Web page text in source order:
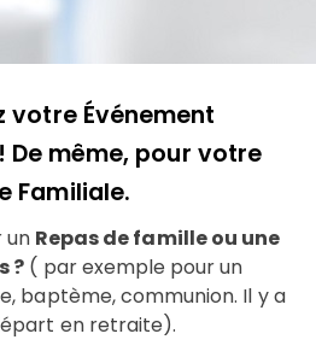
votre Événement
De même, pour votre
Familiale.
un Repas de famille ou une
? ( par exemple pour un
baptème, communion. Il y a
en retraite).